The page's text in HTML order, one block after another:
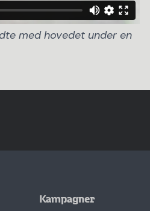
med hovedet under en
Kampagner